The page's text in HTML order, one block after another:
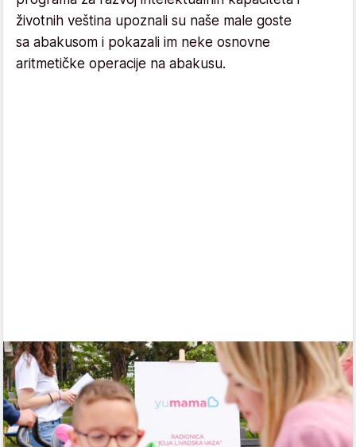
životnih veština upoznali su naše male goste
sa abakusom i pokazali im neke osnovne
aritmetičke operacije na abakusu.